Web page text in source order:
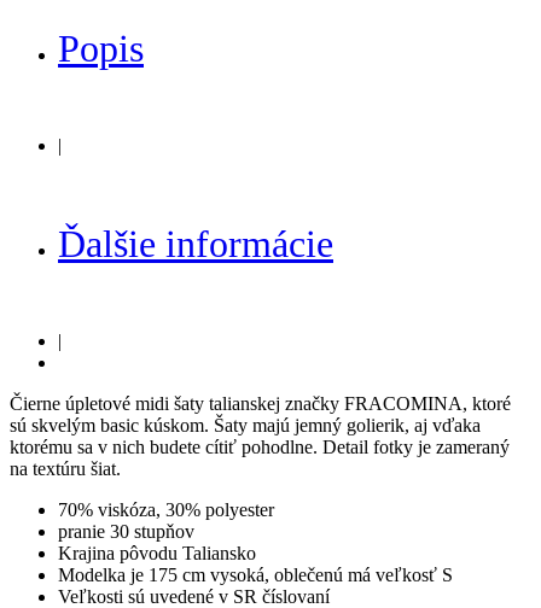
Popis
|
Ďalšie informácie
|
Čierne úpletové midi šaty talianskej značky FRACOMINA, ktoré
sú skvelým basic kúskom. Šaty majú jemný golierik, aj vďaka
ktorému sa v nich budete cítiť pohodlne. Detail fotky je zameraný
na textúru šiat.
70% viskóza, 30% polyester
pranie 30 stupňov
Krajina pôvodu Taliansko
Modelka je 175 cm vysoká, oblečenú má veľkosť S
Veľkosti sú uvedené v SR číslovaní